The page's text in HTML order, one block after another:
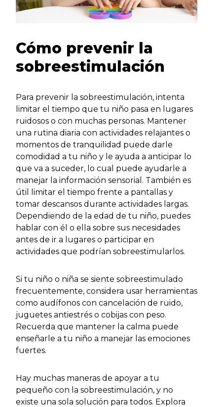
Cómo prevenir la
sobreestimulación
Para prevenir la sobreestimulación, intenta
limitar el tiempo que tu niño pasa en lugares
ruidosos o con muchas personas. Mantener
una rutina diaria con actividades relajantes o
momentos de tranquilidad puede darle
comodidad a tu niño y le ayuda a anticipar lo
que va a suceder, lo cual puede ayudarle a
manejar la información sensorial. También es
útil limitar el tiempo frente a pantallas y
tomar descansos durante actividades largas.
Dependiendo de la edad de tu niño, puedes
hablar con él o ella sobre sus necesidades
antes de ir a lugares o participar en
actividades que podrían sobreestimularlos.
Si tu niño o niña se siente sobreestimulado
frecuentemente, considera usar herramientas
como audífonos con cancelación de ruido,
juguetes antiestrés o cobijas con peso.
Recuerda que mantener la calma puede
enseñarle a tu niño a manejar las emociones
fuertes.
Hay muchas maneras de apoyar a tu
pequeño con la sobreestimulación, y no
existe una sola solución para todos. Explora